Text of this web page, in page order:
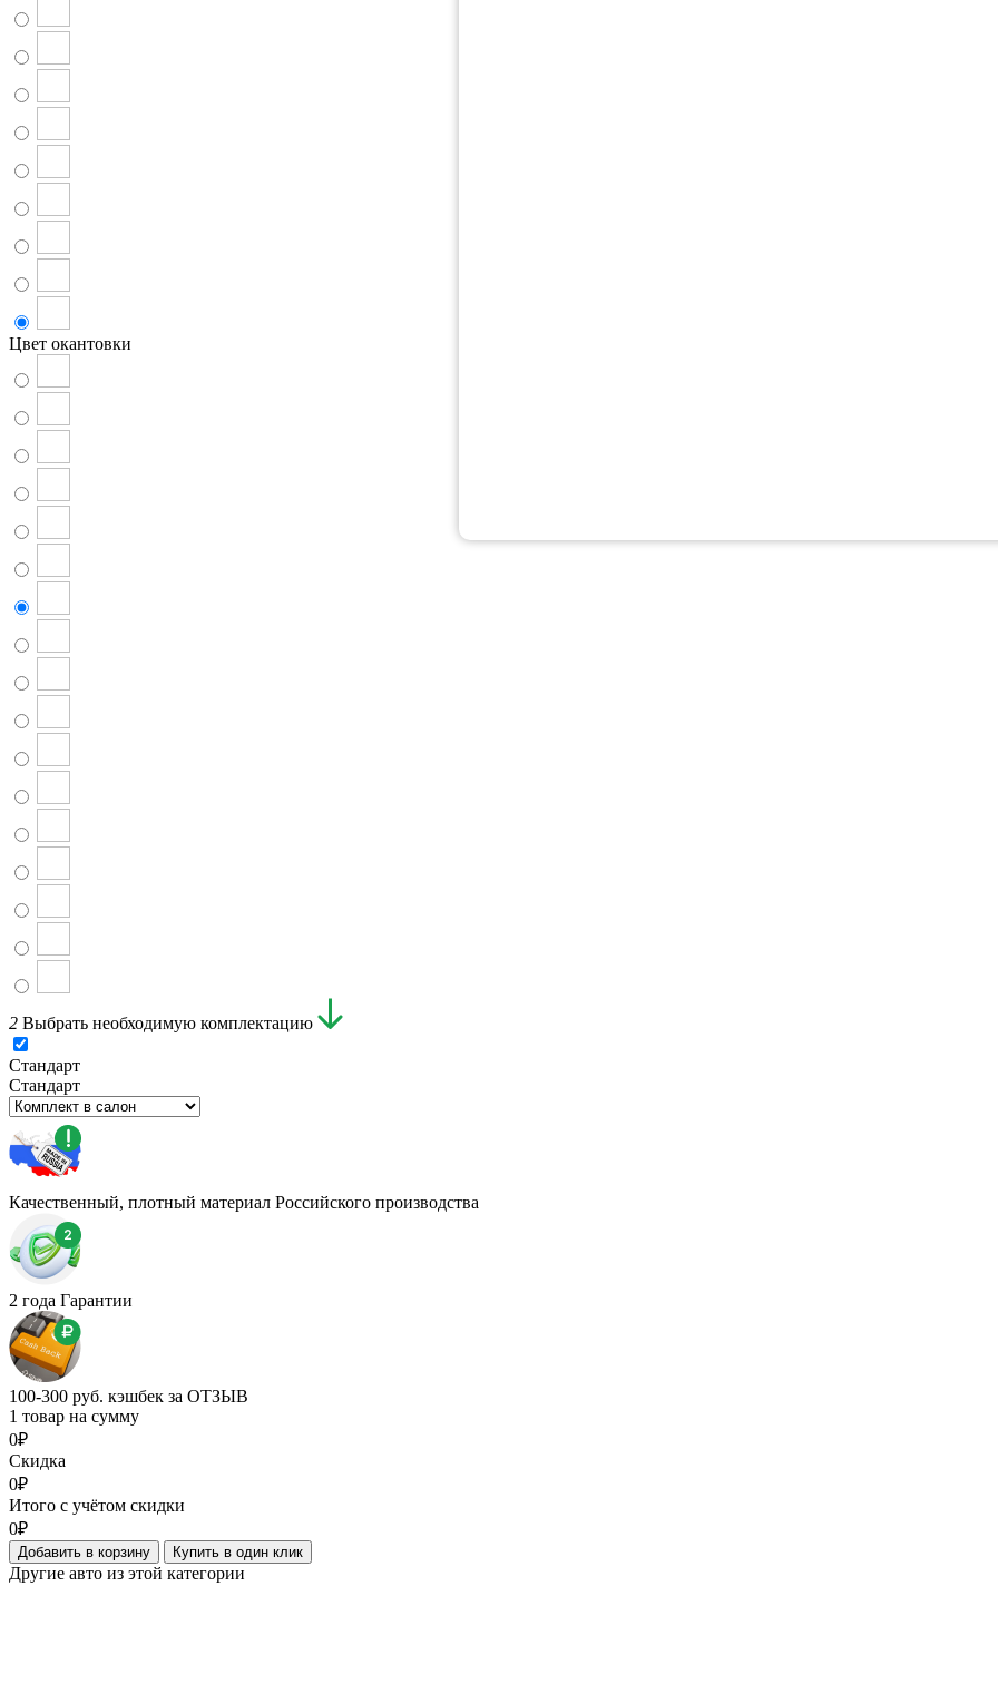
Цвет окантовки
2 Выбрать необходимую комплектацию
Стандарт
Стандарт
Качественный, плотный материал Российского производства
2 года Гарантии
100-300 руб. кэшбек за ОТЗЫВ
1 товар на сумму
0₽
Скидка
0₽
Итого с учётом скидки
0₽
Добавить в корзину Купить в один клик
Другие авто из этой категории